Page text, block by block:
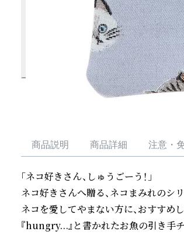
商品説明 商品詳細 注意・
「ネコ好きさん、しゅうごーう！」
ネコ好きさんへ贈る、ネコまみれのシ
ネコを愛してやまない方に、おすすめ
『hungry...』と書かれたお魚の引き手